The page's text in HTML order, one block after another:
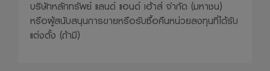
บริษัทหลักทรัพย์ แลนด์ แอนด์ เฮ้าส์ จำกัด (มหาชน)
หรือผู้สนับสนุนการขายหรือรับซื้อคืนหน่วยลงทุนที่ได้รับ
แต่งตั้ง (ถ้ามี)